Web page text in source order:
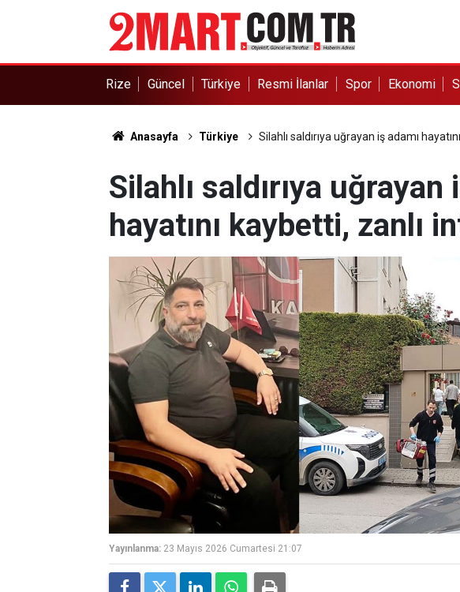
Rize Güncel Türkiye Resmi İlanlar Spor Ekonomi
Anasayfa Türkiye Silahlı saldırıya uğrayan iş adamı
Silahlı saldırıya uğrayan
hayatını kaybetti, zanlı
Yayınlanma: 23 Mayıs 2026 Cumartesi 21:07